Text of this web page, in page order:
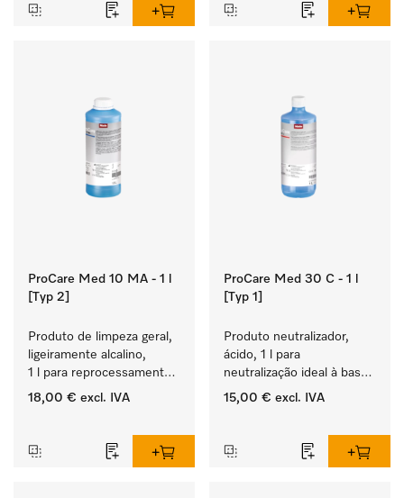
ProCare Med 10 MA - 1 l
[Typ 2]
Produto de limpeza geral,
ligeiramente alcalino,
1 l para reprocessamento
mecânico de
18,00 € excl. IVA
ProCare Med 30 C - 1 l
[Typ 1]
Produto neutralizador,
ácido, 1 l para
neutralização ideal à base
de ácidos orgânicos.
15,00 € excl. IVA